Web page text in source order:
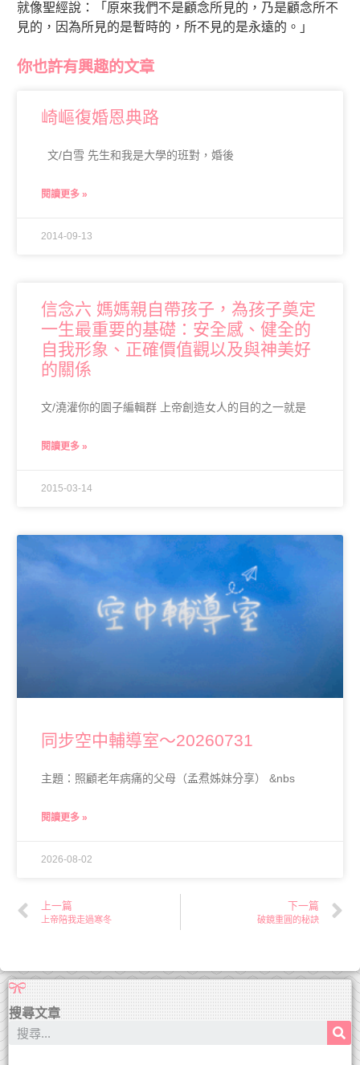
就像聖經說：「原來我們不是顧念所見的，乃是顧念所不
見的，因為所見的是暫時的，所不見的是永遠的。」
你也許有興趣的文章
崎嶇復婚恩典路
文/白雪 先生和我是大學的班對，婚後
閱讀更多 »
2014-09-13
信念六 媽媽親自帶孩子，為孩子奠定
一生最重要的基礎：安全感、健全的
自我形象、正確價值觀以及與神美好
的關係
文/澆灌你的園子編輯群 上帝創造女人的目的之一就是
閱讀更多 »
2015-03-14
同步空中輔導室～20260731
主題：照顧老年病痛的父母（孟焄姊妹分享） &nbs
閱讀更多 »
2026-08-02
上一篇
上帝陪我走過寒冬
下一篇
破鏡重圓的秘訣
搜尋文章